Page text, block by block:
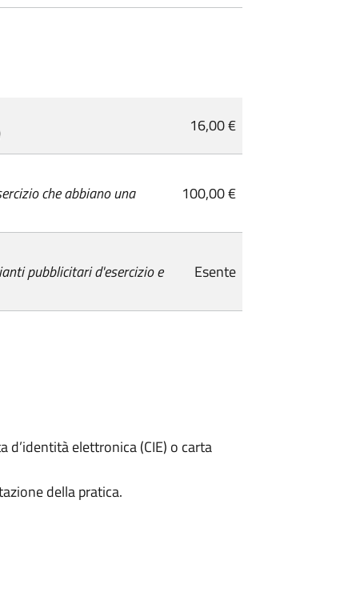
16,00 €
che abbiano una
100,00 €
pubblicitari d'esercizio e
Esente
d’identità elettronica (CIE) o carta
della pratica.